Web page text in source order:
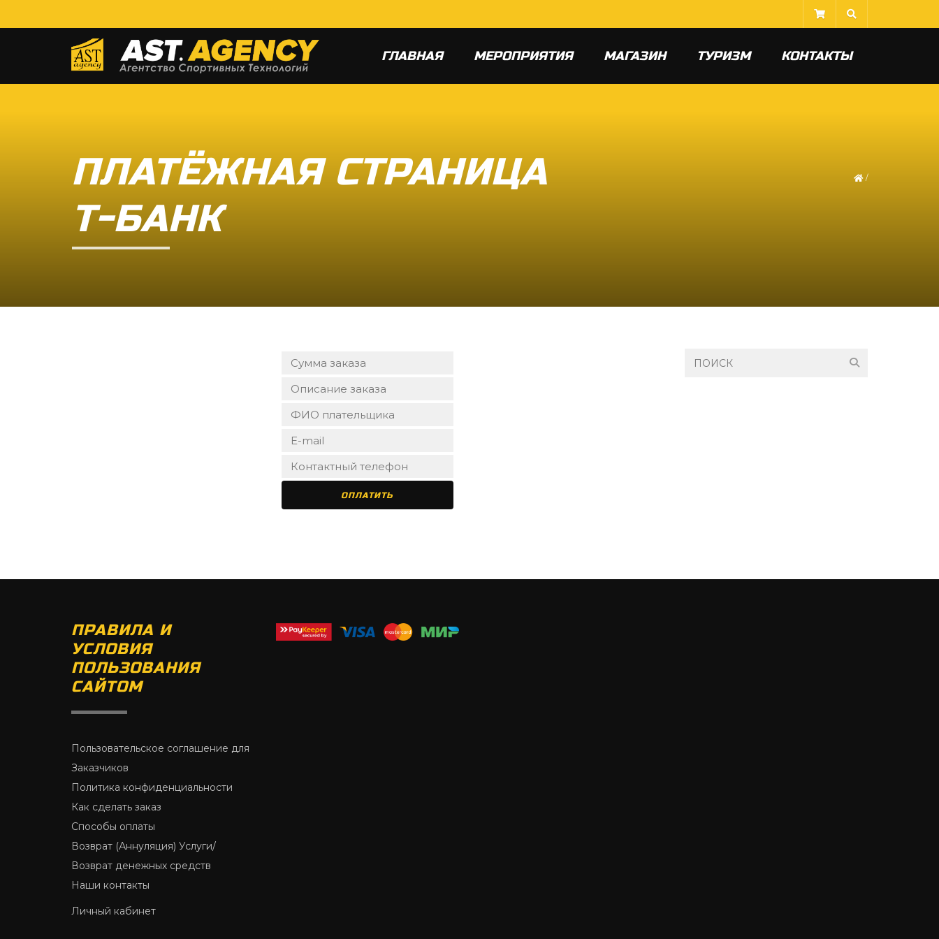
ГЛАВНАЯ МЕРОПРИЯТИЯ МАГАЗИН ТУРИЗМ КОНТАКТЫ
ПЛАТЁЖНАЯ СТРАНИЦА
Т-БАНК
/
ПРАВИЛА И
УСЛОВИЯ
ПОЛЬЗОВАНИЯ
САЙТОМ
Пользовательское соглашение для
Заказчиков
Политика конфиденциальности
Как сделать заказ
Способы оплаты
Возврат (Аннуляция) Услуги/
Возврат денежных средств
Наши контакты
Личный кабинет